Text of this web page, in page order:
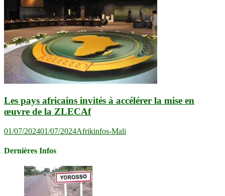
Les pays africains invités à accélérer la mise en
œuvre de la ZLECAf
01/07/202401/07/2024Afrikinfos-Mali
Dernières Infos